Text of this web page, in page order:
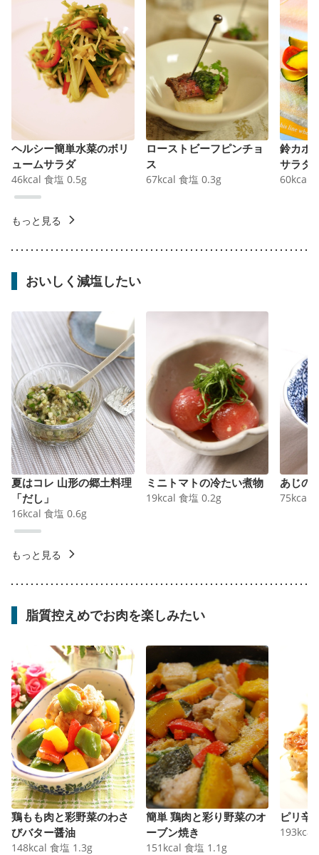
ヘルシー簡単水菜のボリ
ュームサラダ
46kcal 食塩 0.5g
ローストビーフピンチョ
ス
67kcal 食塩 0.3g
鈴カボ
サラダ
60kcal
もっと見る
おいしく減塩したい
夏はコレ 山形の郷土料理
「だし」
16kcal 食塩 0.6g
ミニトマトの冷たい煮物
19kcal 食塩 0.2g
あじの
75kcal
もっと見る
脂質控えめでお肉を楽しみたい
鶏もも肉と彩野菜のわさ
びバター醤油
148kcal 食塩 1.3g
簡単 鶏肉と彩り野菜のオ
ーブン焼き
151 kcal 食塩 1.1 g
ピリ辛
193kcal